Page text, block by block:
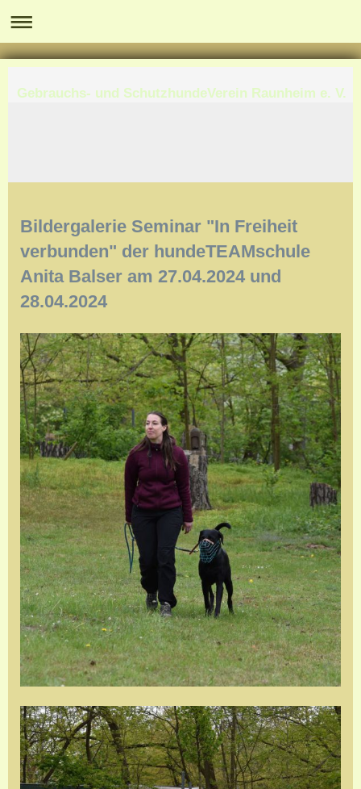
Gebrauchs- und SchutzhundeVerein Raunheim e. V.
Bildergalerie Seminar "In Freiheit
verbunden" der hundeTEAMschule
Anita Balser am 27.04.2024 und
28.04.2024